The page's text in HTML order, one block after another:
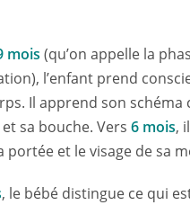
mois (qu’on appelle la
l’enfant prend
Il apprend son schéma
sa bouche. Vers 6 mois,
portée et le visage de sa
, le bébé distingue ce qui